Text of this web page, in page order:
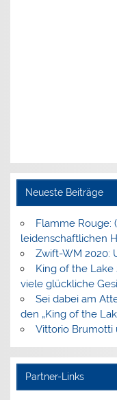
Neueste Beiträge
Flamme Rouge:
leidenschaftlichen
Zwift-WM 2020:
King of the Lake
viele glückliche
Sei dabei am
den „King of the
Vittorio Brumotti
Partner-Links